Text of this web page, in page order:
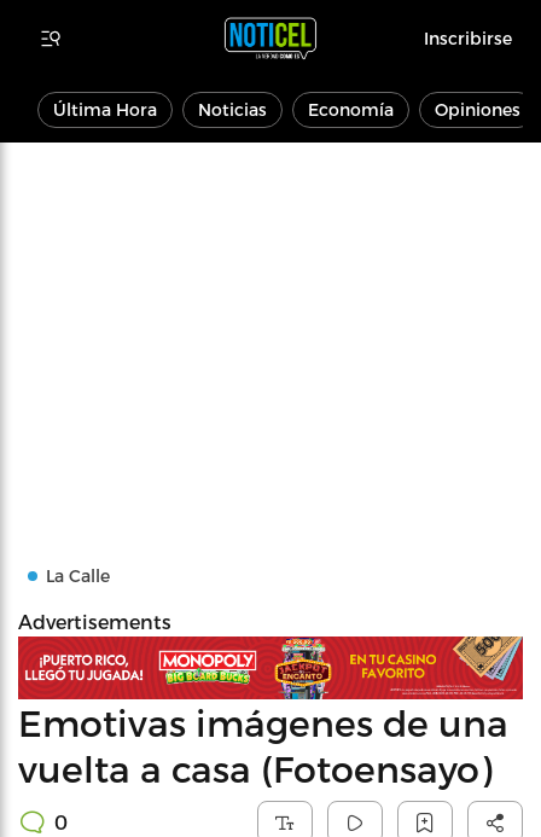
Inscribirse
Última Hora Noticias Economía Opiniones
La Calle
Advertisements
Emotivas imágenes de una
vuelta a casa (Fotoensayo)
0